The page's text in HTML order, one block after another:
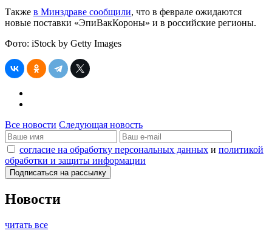
Также в Минздраве сообщили, что в феврале ожидаются
новые поставки «ЭпиВакКороны» и в российские регионы.
Фото: iStock by Getty Images
Все новости Следующая новость
согласие на обработку персональных данных и политикой
обработки и защиты информации
Новости
читать все